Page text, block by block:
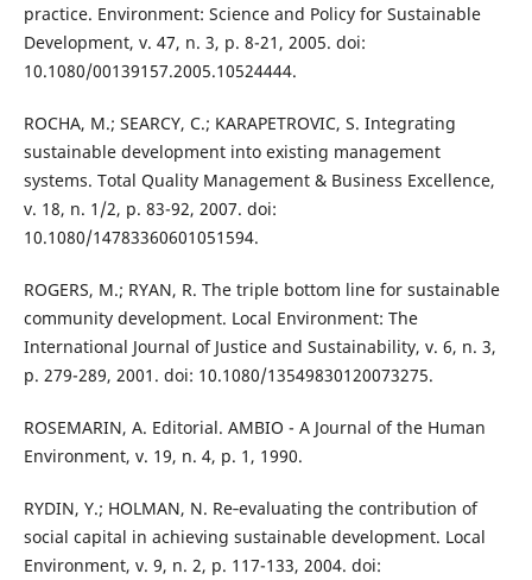
practice. Environment: Science and Policy for Sustainable
Development, v. 47, n. 3, p. 8-21, 2005. doi:
10.1080/00139157.2005.10524444.
ROCHA, M.; SEARCY, C.; KARAPETROVIC, S. Integrating
sustainable development into existing management
systems. Total Quality Management & Business Excellence,
v. 18, n. 1/2, p. 83-92, 2007. doi:
10.1080/14783360601051594.
ROGERS, M.; RYAN, R. The triple bottom line for sustainable
community development. Local Environment: The
International Journal of Justice and Sustainability, v. 6, n. 3,
p. 279-289, 2001. doi: 10.1080/13549830120073275.
ROSEMARIN, A. Editorial. AMBIO - A Journal of the Human
Environment, v. 19, n. 4, p. 1, 1990.
RYDIN, Y.; HOLMAN, N. Re‐evaluating the contribution of
social capital in achieving sustainable development. Local
Environment, v. 9, n. 2, p. 117-133, 2004. doi: